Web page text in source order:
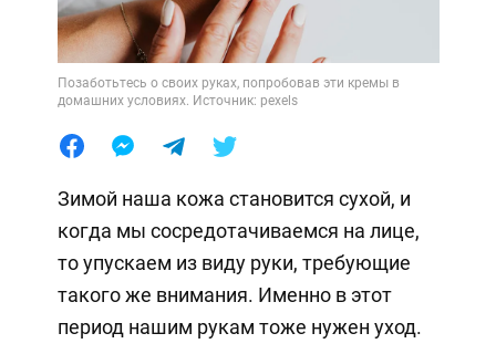
Позаботьтесь о своих руках, попробовав эти кремы в
домашних условиях. Источник: pexels
Зимой наша кожа становится сухой, и
когда мы сосредотачиваемся на лице,
то упускаем из виду руки, требующие
такого же внимания. Именно в этот
период нашим рукам тоже нужен уход.